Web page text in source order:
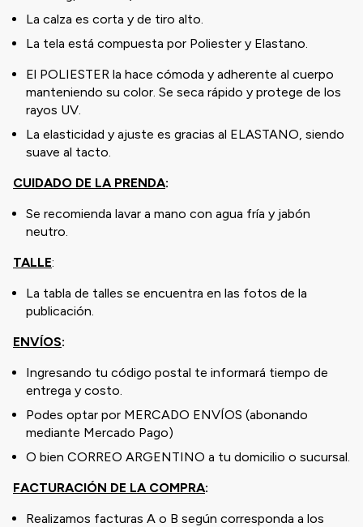
La calza es corta y de tiro alto.
La tela está compuesta por Poliester y Elastano.
El POLIESTER la hace cómoda y adherente al cuerpo
manteniendo su color. Se seca rápido y protege de los
rayos UV.
La elasticidad y ajuste es gracias al ELASTANO, siendo
suave al tacto.
CUIDADO DE LA PRENDA:
Se recomienda lavar a mano con agua fría y jabón
neutro.
TALLE:
La tabla de talles se encuentra en las fotos de la
publicación.
ENVÍOS:
Ingresando tu código postal te informará tiempo de
entrega y costo.
Podes optar por MERCADO ENVÍOS (abonando
mediante Mercado Pago)
O bien CORREO ARGENTINO a tu domicilio o sucursal.
FACTURACIÓN DE LA COMPRA:
Realizamos facturas A o B según corresponda a los